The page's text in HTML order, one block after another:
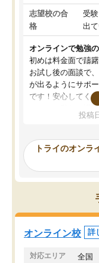
志望校の合
格
受
出
オンラインで勉強
初めは料金面で躊
お試し後の面談で
が出るようにサポ
です！安心してく
ないのは私たち講
ってくださり、確
ったんですが、学
み、徐々に成績が
思っていました。
を的確に指導いた
くりするほど楽し
塾を受けています
つ成績も上がり、
てきたので、さら
でお願いしました
投稿
トライのオンラ
オンライン校 詳
対応エリア 全国